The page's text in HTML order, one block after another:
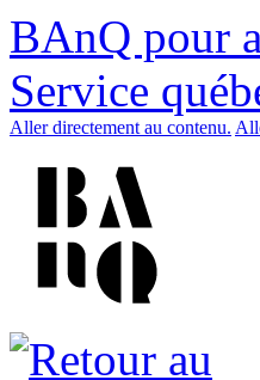
BAnQ pour
Service
Aller directement au contenu.